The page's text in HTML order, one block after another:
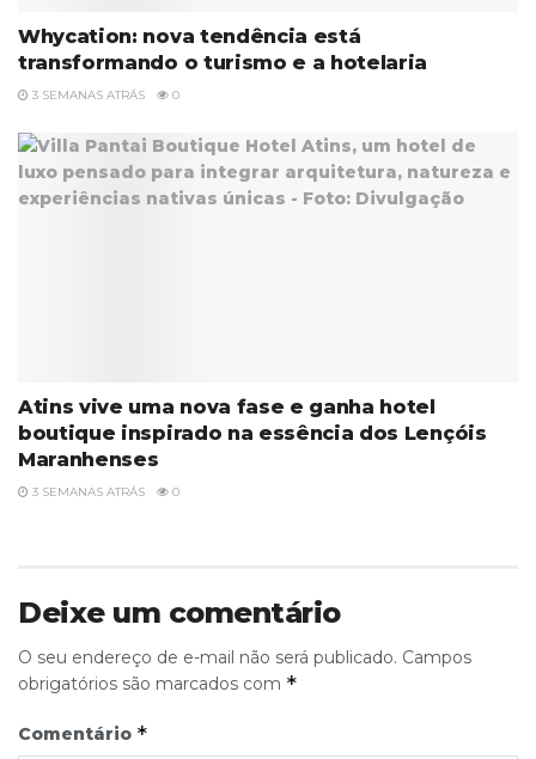
Whycation: nova tendência está
transformando o turismo e a hotelaria
3 SEMANAS ATRÁS 0
Atins vive uma nova fase e ganha hotel
boutique inspirado na essência dos Lençóis
Maranhenses
3 SEMANAS ATRÁS 0
Deixe um comentário
O seu endereço de e-mail não será publicado. Campos
obrigatórios são marcados com *
Comentário *